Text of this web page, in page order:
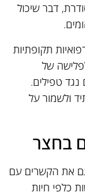
דבר שיכול
תקופתיות
של
נגד טפילים.
ולשמור על
בחצר
את הקשרים עם
כלפי חיות